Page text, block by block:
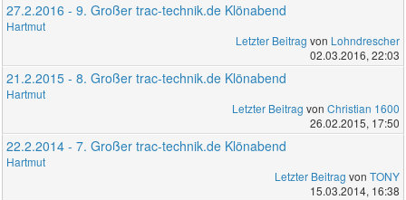
27.2.2016 - 9. Großer trac-technik.de Klönabend
Hartmut
Letzter Beitrag von Lohndrescher
02.03.2016, 22:03
21.2.2015 - 8. Großer trac-technik.de Klönabend
Hartmut
Letzter Beitrag von Christian 1600
26.02.2015, 17:50
22.2.2014 - 7. Großer trac-technik.de Klönabend
Hartmut
Letzter Beitrag von TONY
15.03.2014, 16:38